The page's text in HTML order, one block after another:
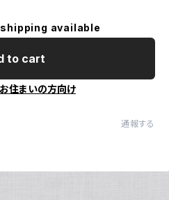
available
to cart
住まいの方向け
通報する